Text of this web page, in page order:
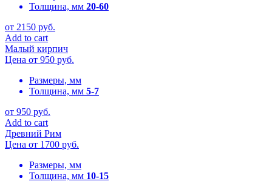
Толщина, мм 20-60
от 2150 руб.
Add to cart
Малый кирпич
Цена от 950 руб.
Размеры, мм
Толщина, мм 5-7
от 950 руб.
Add to cart
Древний Рим
Цена от 1700 руб.
Размеры, мм
Толщина, мм 10-15